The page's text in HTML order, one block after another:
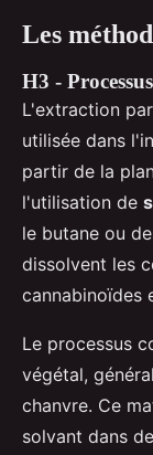
Les
H3 -
L'extraction
utilisée dans
partir de la
l'utilisation de
le butane ou
dissolvent les
cannabinoïdes
Le processus
végétal,
chanvre. Ce
solvant dans